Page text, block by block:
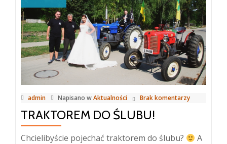
admin Napisano wAktualności Brak komentarzy
TRAKTOREM DO ŚLUBU!
Chcielibyście pojechać traktorem do ślubu?
A